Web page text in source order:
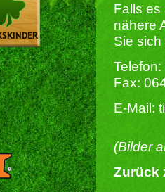
Falls es
nähere
Sie sich
Fax:
E-Mail:
(Bilder
Zurück